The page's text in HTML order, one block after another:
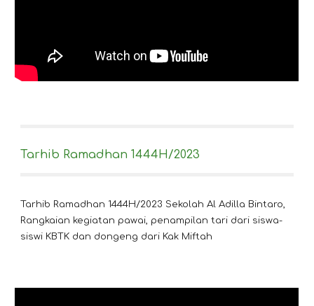
Tarhib Ramadhan 1444H/2023
Tarhib Ramadhan 1444H/2023 Sekolah Al Adilla Bintaro,
Rangkaian kegiatan pawai, penampilan tari dari siswa-
siswi KBTK dan dongeng dari Kak Miftah